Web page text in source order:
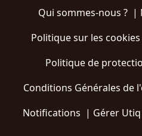
Qui sommes-nous ?|
Politique sur les
Politique de
Conditions Générales de
Notifications | Gérer Utiq